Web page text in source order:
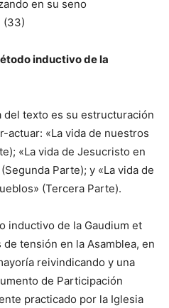
en su seno
(33)
inductivo de la
del texto es su estructuración
actuar: «La vida de nuestros
«La vida de Jesucristo en
Parte); y «La vida de
(Tercera Parte).
inductivo de la Gaudium et
tensión en la Asamblea, en
reivindicando y una
de Participación
practicado por la Iglesia